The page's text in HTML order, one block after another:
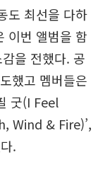
도 최선을 다하
이번 앨범을 함
을 전했다. 공
했고 멤버들은
굿(I Feel
Wind & Fire)’,
.